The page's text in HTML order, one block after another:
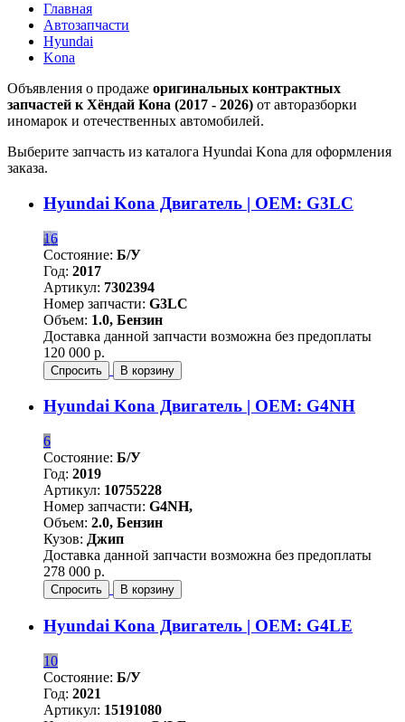
Главная
Автозапчасти
Hyundai
Kona
Объявления о продаже оригинальных контрактных
запчастей к Хёндай Кона (2017 - 2026) от авторазборки
иномарок и отечественных автомобилей.
Выберите запчасть из каталога Hyundai Kona для оформления
заказа.
Hyundai Kona Двигатель | OEM: G3LC
16
Состояние: Б/У
Год: 2017
Артикул: 7302394
Номер запчасти: G3LC
Объем: 1.0, Бензин
Доставка данной запчасти возможна без предоплаты
120 000 р.
Спросить В корзину
Hyundai Kona Двигатель | OEM: G4NH
6
Состояние: Б/У
Год: 2019
Артикул: 10755228
Номер запчасти: G4NH,
Объем: 2.0, Бензин
Кузов: Джип
Доставка данной запчасти возможна без предоплаты
278 000 р.
Спросить В корзину
Hyundai Kona Двигатель | OEM: G4LE
10
Состояние: Б/У
Год: 2021
Артикул: 15191080